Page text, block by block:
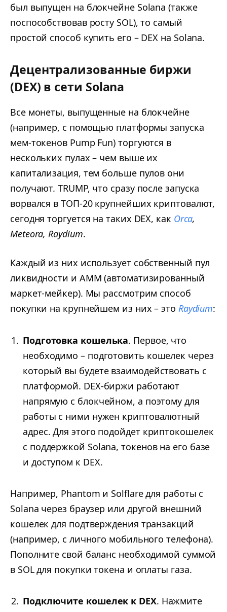
был выпущен на блокчейне Solana (также
поспособствовав росту SOL), то самый
простой способ купить его – DEX на Solana.
Децентрализованные биржи
(DEX) в сети Solana
Все монеты, выпущенные на блокчейне
(например, с помощью платформы запуска
мем-токенов Pump Fun) торгуются в
нескольких пулах – чем выше их
капитализация, тем больше пулов они
получают. TRUMP, что сразу после запуска
ворвался в ТОП-20 крупнейших криптовалют,
сегодня торгуется на таких DEX, как Orca,
Meteora, Raydium.
Каждый из них использует собственный пул
ликвидности и AMM (автоматизированный
маркет-мейкер). Мы рассмотрим способ
покупки на крупнейшем из них – это Raydium:
Подготовка кошелька. Первое, что
необходимо – подготовить кошелек через
который вы будете взаимодействовать с
платформой. DEX-биржи работают
напрямую с блокчейном, а поэтому для
работы с ними нужен криптовалютный
адрес. Для этого подойдет криптокошелек
с поддержкой Solana, токенов на его базе
и доступом к DEX.
Например, Phantom и Solflare для работы с
Solana через браузер или другой внешний
кошелек для подтверждения транзакций
(например, с личного мобильного телефона).
Пополните свой баланс необходимой суммой
в SOL для покупки токена и оплаты газа.
Подключите кошелек к DEX. Нажмите